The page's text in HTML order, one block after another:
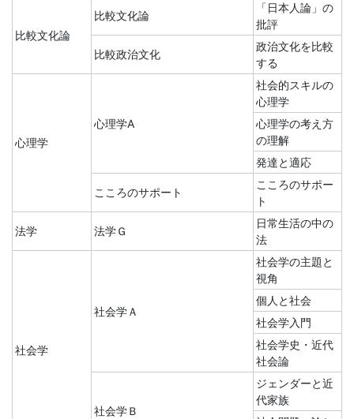
比較文化論
比較文化論
「日本人論」の
批評
比較政治文化
政治文化を比較
する
心理学
心理学A
社会的スキルの
心理学
心理学の考え方
の理解
発達と適応
こころのサポート
こころのサポー
ト
法学 法学Ｇ
日常生活の中の
法
社会学
社会学Ａ
社会学の主題と
視角
個人と社会
社会学入門
社会学史・近代
社会論
社会学Ｂ
ジェンダーと近
代家族